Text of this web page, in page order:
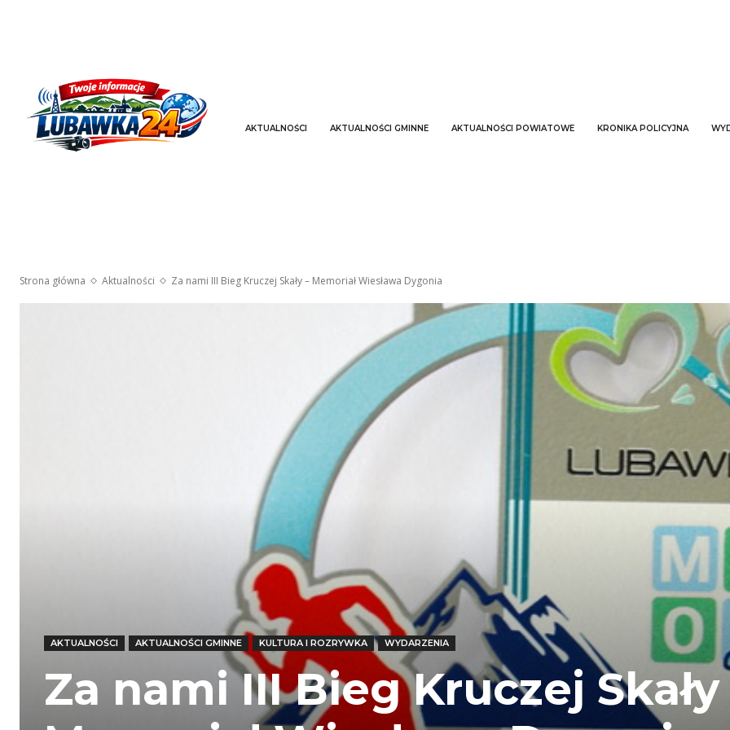
AKTUALNOŚCI AKTUALNOŚCI GMINNE AKTUALNOŚCI POWIATOWE KRONIKA POLICYJNA
Strona główna Aktualności Za nami III Bieg Kruczej Skały – Memoriał Wiesława Dygonia
AKTUALNOŚCI AKTUALNOŚCI GMINNE KULTURA I ROZRYWKA WYDARZENIA
Za nami III Bieg Kruczej Skały